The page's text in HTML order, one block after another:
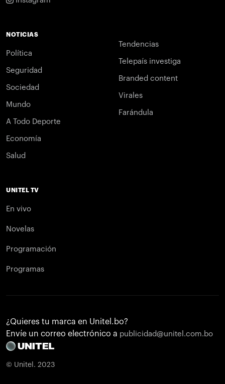
NOTICIAS
Política
Seguridad
Sociedad
Mundo
A Todo Deporte
Economía
Salud
Tendencias
Telepaís investiga
Branded content
Virales
Farándula
UNITEL TV
En vivo
Novelas
Programación
Programas
¿Quieres tu marca en Unitel.bo?
Envíe un correo electrónico a publicidad@unitel.com.bo
© Unitel. 2023